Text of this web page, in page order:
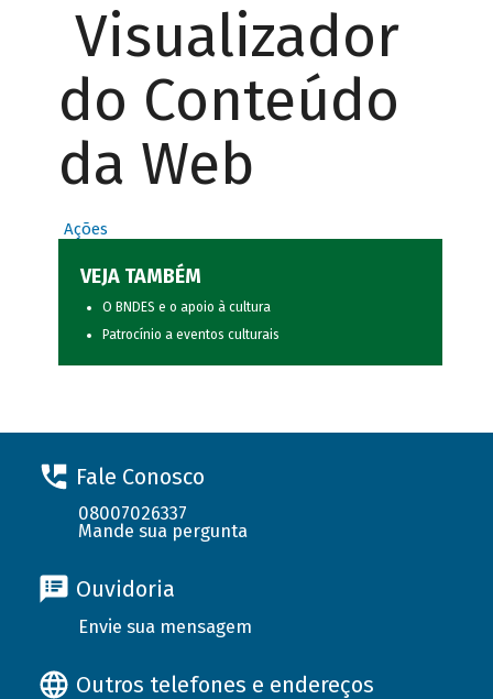
Visualizador
do Conteúdo
da Web
Ações
VEJA TAMBÉM
O BNDES e o apoio à cultura
Patrocínio a eventos culturais
Fale Conosco
08007026337
Mande sua pergunta
Ouvidoria
Envie sua mensagem
Outros telefones e endereços